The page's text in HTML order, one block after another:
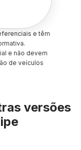
e têm
e não devem
de veículos
versões